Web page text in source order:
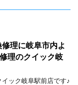
理に岐阜市内よ
理のクイック岐
ック岐阜駅前店です♪